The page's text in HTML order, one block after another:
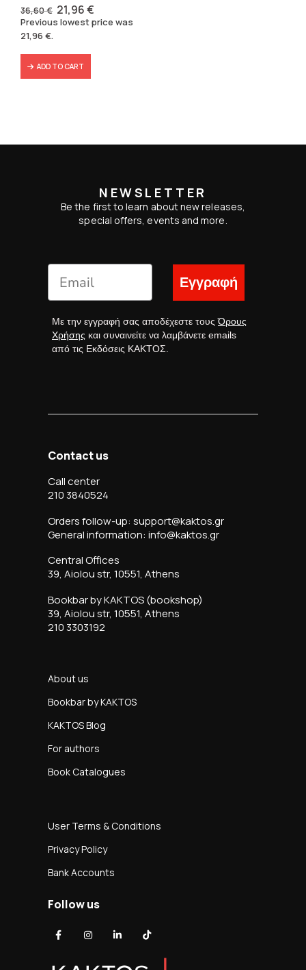
36,60€ Original
price
was:
21,96€Current
price
is:
Previous lowest price was
21,96 €.
ADD TO CART
NEWSLETTER
Be the first to learn about new releases,
special offers, events and more.
Εγγραφή
Με την εγγραφή σας αποδέχεστε τουςΌρους
Χρήσης και συναινείτε να λαμβάνετε emails
από τις Εκδόσεις ΚΑΚΤΟΣ.
Contact us
Call center
210 3840524
Orders follow-up: support@kaktos.gr
General information: info@kaktos.gr
Central Offices
39, Aiolou str, 10551, Athens
Bookbar by KAKTOS (bookshop)
39, Aiolou str, 10551, Athens
210 3303192
About us
Bookbar by KAKTOS
KAKTOS Blog
For authors
Book Catalogues
User Terms & Conditions
Privacy Policy
Bank Accounts
Follow us